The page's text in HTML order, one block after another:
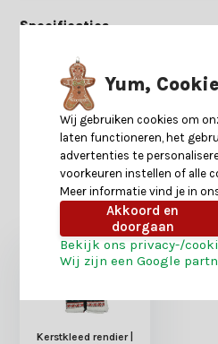
Specificaties
Reviews
Heb je nog interesse in
Kerstkleed rendier |
Yum,
Wij gebruiken cookies om
laten functioneren, het
advertenties te
voorkeuren instellen of alle
Meer informatie vind je in
Akkoord en
doorgaan
Bekijk ons privacy-/
Wij zijn een Google